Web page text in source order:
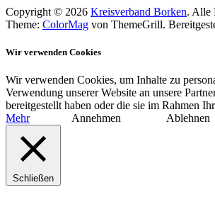
Copyright © 2026 Kreisverband Borken. Alle
Theme: ColorMag von ThemeGrill.
Wir verwenden Cookies
Wir verwenden Cookies, um Inhalte zu
Verwendung unserer Website an unsere
bereitgestellt haben oder die sie im Rahmen
Mehr
Annehmen Ablehnen
Schließen